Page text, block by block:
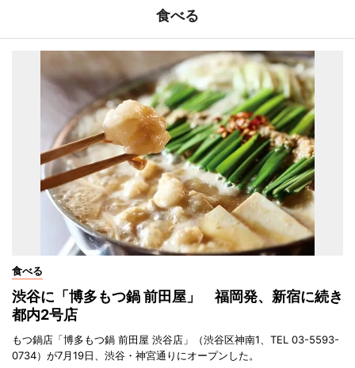
食べる
食べる
渋谷に「博多もつ鍋 前田屋」 福岡発、新宿に続き
都内2号店
もつ鍋店「博多もつ鍋 前田屋 渋谷店」（渋谷区神南1、TEL 03-5593-
0734）が7月19日、渋谷・神宮通りにオープンした。